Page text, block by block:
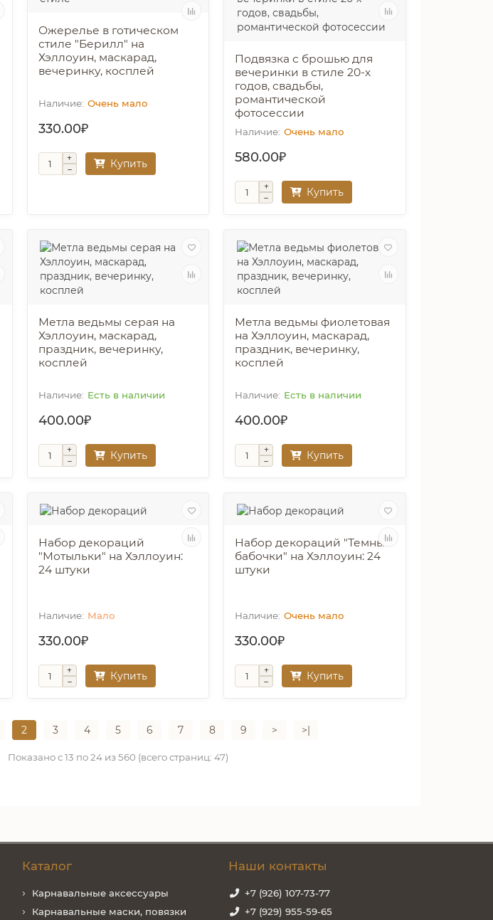
Ожерелье в готическом
стиле "Берилл" на
Хэллоуин, маскарад,
вечеринку, косплей
Очень мало
330.00₽
Купить
Подвязка с брошью для
вечеринки в стиле 20-х
годов, свадьбы,
романтической
фотосессии
Очень мало
580.00₽
Купить
Метла ведьмы серая на
Хэллоуин, маскарад,
праздник, вечеринку,
косплей
Есть в наличии
400.00₽
Купить
Метла ведьмы фиолетовая
на Хэллоуин, маскарад,
праздник, вечеринку,
косплей
Есть в наличии
400.00₽
Купить
Набор декораций
"Мотыльки" на Хэллоуин:
24 штуки
Мало
330.00₽
Купить
Набор декораций "Темные
бабочки" на Хэллоуин: 24
штуки
Очень мало
330.00₽
Купить
2 3 4 5 6 7 8 9 > >|
Показано с 13 по 24 из 560 (всего страниц: 47)
Каталог
Карнавальные аксессуары
Карнавальные маски, повязки
Наши контакты
+7 (926) 107-73-77
+7 (929) 955-59-65